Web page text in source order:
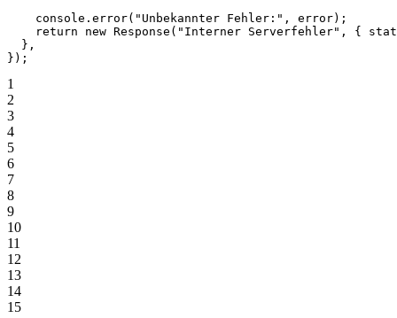
    console.
error( "Unbekannter Fehler:" , error);
    return
new Response ( "Interner Serverfehler" , {
  },
});
1
2
3
4
5
6
7
8
9
10
11
12
13
14
15